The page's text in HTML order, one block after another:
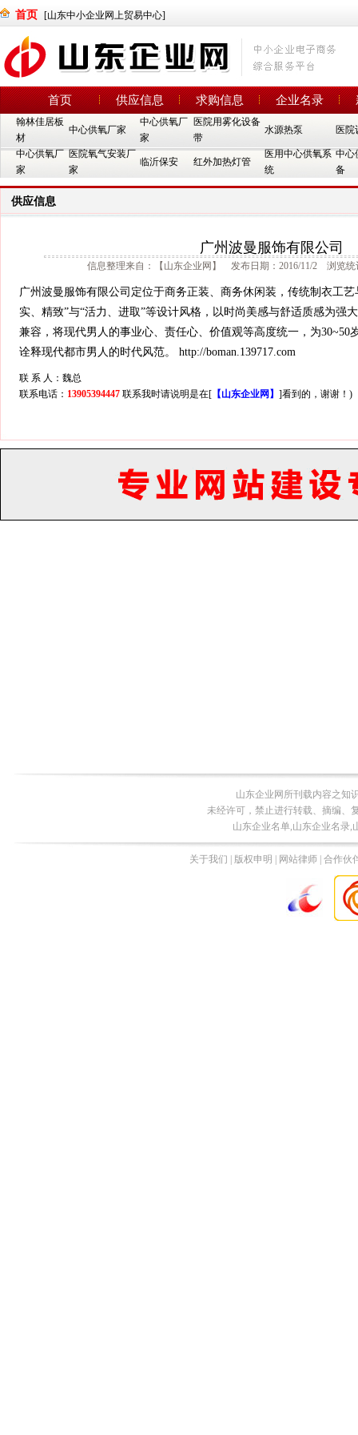
首页 [山东中小企业网上贸易中心]
首页 供应信息 求购信息 企业名录
翰林佳居板
材
中心供氧厂家
中心供氧厂
家
医院用雾化设备
带
水源热泵 医院
中心供氧厂
家
医院氧气安装厂
家
临沂保安 红外加热灯管
医用中心供氧系
统
中心
备
供应信息
广州波曼服饰有限公司
信息整理来自：【山东企业网】 发布日期：2016/11/2 浏览统
广州波曼服饰有限公司定位于商务正装、商务休闲装，传统制衣工
实、精致”与“活力、进取”等设计风格，以时尚美感与舒适质感为强
兼容，将现代男人的事业心、责任心、价值观等高度统一，为30~50
诠释现代都市男人的时代风范。 http://boman.139717.com
联 系 人：魏总
联系电话： 13905394447 联系我时请说明是在[ 【山东企业网】 ]看到的，谢谢！)
山东企业网所刊载内容之知
未经许可，禁止进行转载、摘编、
山东企业名单,山东企业名录,
关于我们 | 版权申明 | 网站律师 | 合作